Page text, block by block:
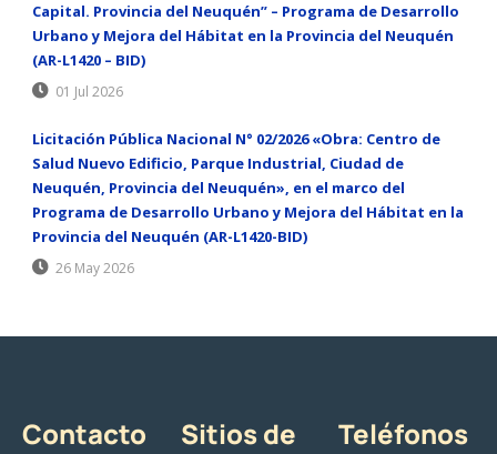
Capital. Provincia del Neuquén” – Programa de Desarrollo
Urbano y Mejora del Hábitat en la Provincia del Neuquén
(AR-L1420 – BID)
01 Jul 2026
Licitación Pública Nacional N° 02/2026 «Obra: Centro de
Salud Nuevo Edificio, Parque Industrial, Ciudad de
Neuquén, Provincia del Neuquén», en el marco del
Programa de Desarrollo Urbano y Mejora del Hábitat en la
Provincia del Neuquén (AR-L1420-BID)
26 May 2026
Contacto
Sitios de
Teléfonos